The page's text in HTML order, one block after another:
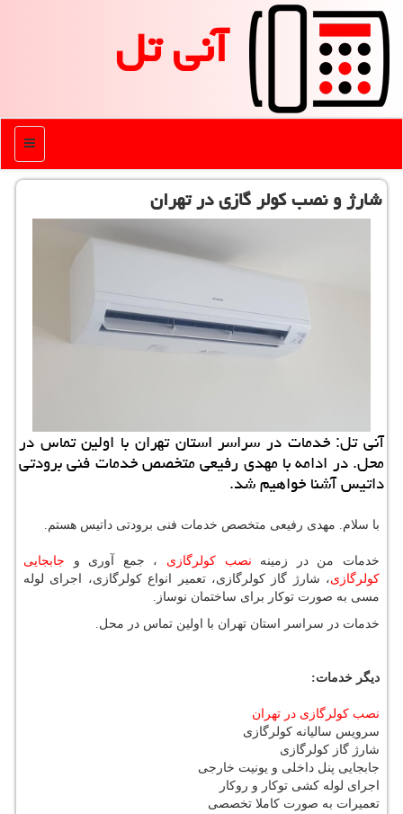
آنی تل
منو
شارژ و نصب كولر گازی در تهران
آنی تل: خدمات در سراسر استان تهران با اولین تماس در
محل. در ادامه با مهدی رفیعی متخصص خدمات فنی برودتی
داتیس آشنا خواهیم شد.
با سلام. مهدی رفیعی متخصص خدمات فنی برودتی داتیس هستم.
خدمات من در زمینه نصب کولرگازی ، جمع آوری و جابجایی
کولرگازی، شارژ گاز کولرگازی، تعمیر انواع کولرگازی، اجرای لوله
مسی به صورت توکار برای ساختمان نوساز.
خدمات در سراسر استان تهران با اولین تماس در محل.
دیگر خدمات:
نصب کولرگازی در تهران
سرویس سالیانه کولرگازی
شارژ گاز کولرگازی
جابجایی پنل داخلی و یونیت خارجی
اجرای لوله کشی توکار و روکار
تعمیرات به صورت کاملا تخصصی